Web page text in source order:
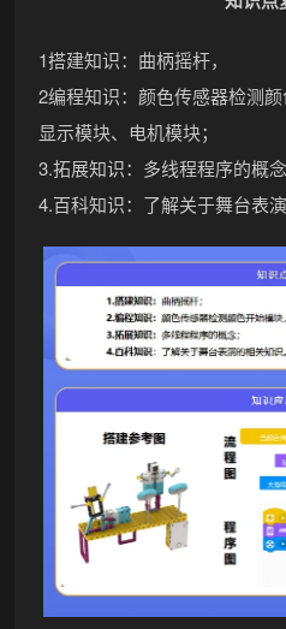
1搭建知识：曲柄摇杆，
2编程知识：颜色传感器检测颜
显示模块、电机模块；
3.拓展知识：多线程程序的概念
4.百科知识：了解关于舞台表演